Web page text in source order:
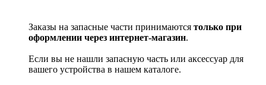
Заказы на запасные части принимаются только при
оформлении через интернет-магазин.
Если вы не нашли запасную часть или аксессуар для
вашего устройства в нашем каталоге.